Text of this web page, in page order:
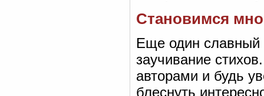
Становимся
Еще один славный
заучивание
авторами и будь
блеснуть